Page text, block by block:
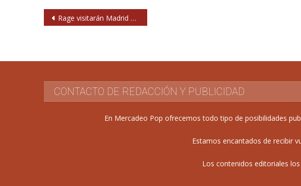
Navegación
Rage visitarán Madrid y Bilbao en septiembre
CONTACTO DE REDACCIÓN Y PUBLICIDAD
En Mercadeo Pop ofrecemos todo tipo de posibilidades
Estamos encantados de recibir
Los contenidos editoriales